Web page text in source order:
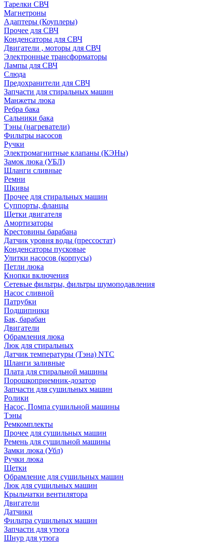
Тарелки СВЧ
Магнетроны
Адаптеры (Коуплеры)
Прочее для СВЧ
Конденсаторы для СВЧ
Двигатели , моторы для СВЧ
Электронные трансформаторы
Лампы для СВЧ
Слюда
Предохранители для СВЧ
Запчасти для стиральных машин
Манжеты люка
Ребра бака
Сальники бака
Тэны (нагреватели)
Фильтры насосов
Ручки
Электромагнитные клапаны (КЭНы)
Замок люка (УБЛ)
Шланги сливные
Ремни
Шкивы
Прочее для стиральных машин
Суппорты, фланцы
Щетки двигателя
Амортизаторы
Крестовины барабана
Датчик уровня воды (прессостат)
Конденсаторы пусковые
Улитки насосов (корпусы)
Петли люка
Кнопки включения
Сетевые фильтры, фильтры шумоподавления
Насос сливной
Патрубки
Подшипники
Бак, барабан
Двигатели
Обрамления люка
Люк для стиральных
Датчик температуры (Тэна) NTC
Шланги заливные
Плата для стиральной машины
Порошкоприемник-дозатор
Запчасти для сушильных машин
Ролики
Насос, Помпа сушильной машины
Тэны
Ремкомплекты
Прочее для сушильных машин
Ремень для сушильной машины
Замки люка (Убл)
Ручки люка
Щетки
Обрамление для сушильных машин
Люк для сушильных машин
Крыльчатки вентилятора
Двигатели
Датчики
Фильтра сушильных машин
Запчасти для утюга
Шнур для утюга